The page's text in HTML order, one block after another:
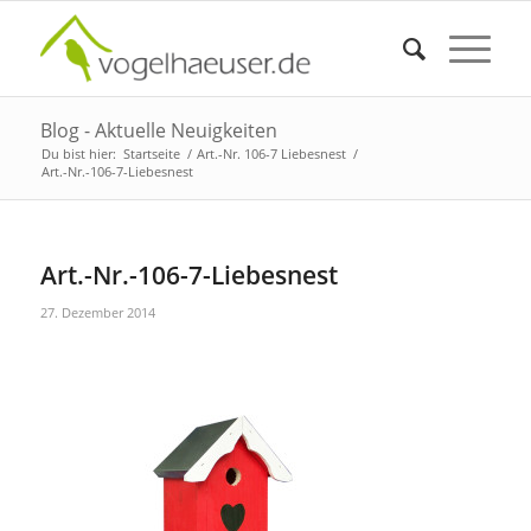
Blog - Aktuelle Neuigkeiten
Du bist hier: Startseite / Art.-Nr. 106-7 Liebesnest /
Art.-Nr.-106-7-Liebesnest
Art.-Nr.-106-7-Liebesnest
27. Dezember 2014